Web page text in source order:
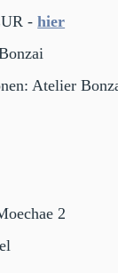
-hier
Atelier
2